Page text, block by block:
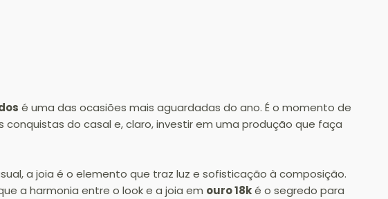
é uma das ocasiões mais aguardadas do ano. É o momento de
conquistas do casal e, claro, investir em uma produção que faça
a joia é o elemento que traz luz e sofisticação à composição.
a harmonia entre o look e a joia em ouro 18k é o segredo para